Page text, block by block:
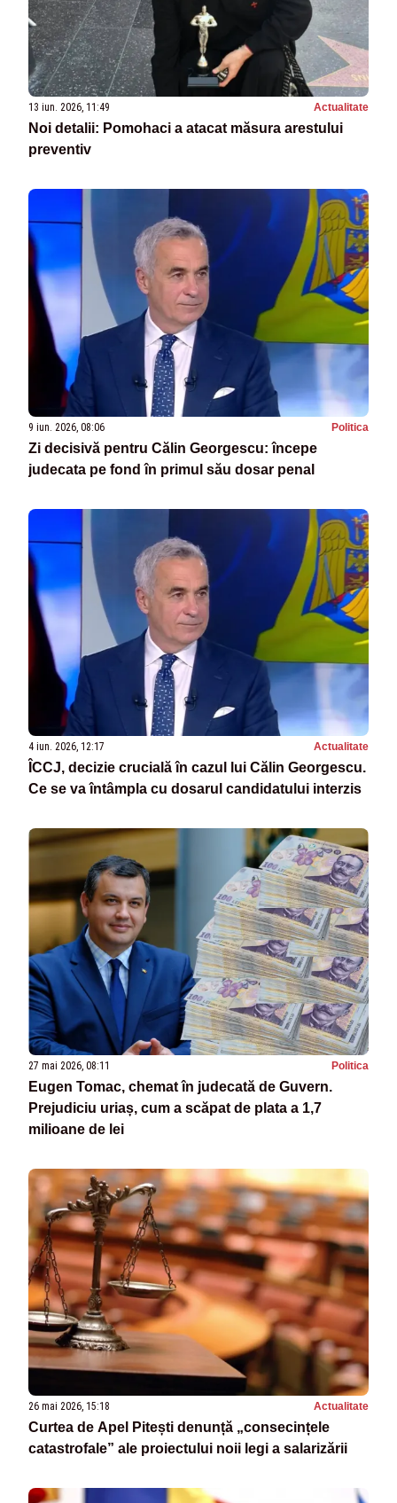
13 iun. 2026, 11:49 Actualitate
Noi detalii: Pomohaci a atacat măsura arestului
preventiv
9 iun. 2026, 08:06 Politica
Zi decisivă pentru Călin Georgescu: începe
judecata pe fond în primul său dosar penal
4 iun. 2026, 12:17 Actualitate
ÎCCJ, decizie crucială în cazul lui Călin Georgescu.
Ce se va întâmpla cu dosarul candidatului interzis
27 mai 2026, 08:11 Politica
Eugen Tomac, chemat în judecată de Guvern.
Prejudiciu uriaș, cum a scăpat de plata a 1,7
milioane de lei
26 mai 2026, 15:18 Actualitate
Curtea de Apel Pitești denunță „consecințele
catastrofale” ale proiectului noii legi a salarizării